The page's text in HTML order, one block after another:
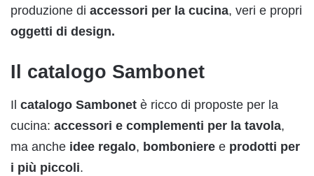
produzione di accessori per la cucina, veri e propri
oggetti di design.
Il catalogo Sambonet
Il catalogo Sambonet è ricco di proposte per la
cucina: accessori e complementi per la tavola,
ma anche idee regalo, bomboniere e prodotti per
i più piccoli.